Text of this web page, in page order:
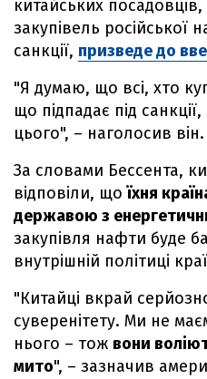
китайських
закупівель російської
санкції, призведе до
"Я думаю, що всі, хто
що підпадає під
цього", – наголосив він.
За словами Бессента,
відповіли, щоїхня
державою з
закупівля нафти буде
внутрішній політиці
"Китайці вкрай
суверенітету. Ми не
нього – тож вони
мито", – зазначив